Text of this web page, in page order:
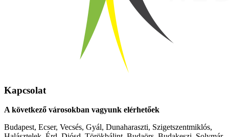
Kapcsolat
A következő városokban vagyunk elérhetőek
Budapest, Ecser, Vecsés, Gyál, Dunaharaszti, Szigetszentmiklós,